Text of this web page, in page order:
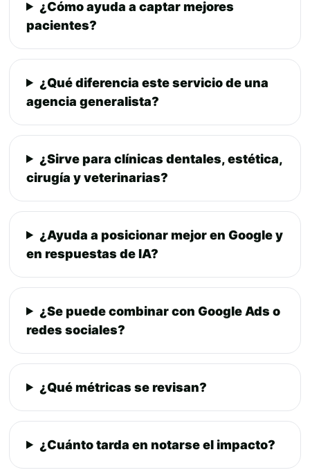
¿Cómo ayuda a captar mejores
pacientes?
¿Qué diferencia este servicio de una
agencia generalista?
¿Sirve para clínicas dentales, estética,
cirugía y veterinarias?
¿Ayuda a posicionar mejor en Google y
en respuestas de IA?
¿Se puede combinar con Google Ads o
redes sociales?
¿Qué métricas se revisan?
¿Cuánto tarda en notarse el impacto?